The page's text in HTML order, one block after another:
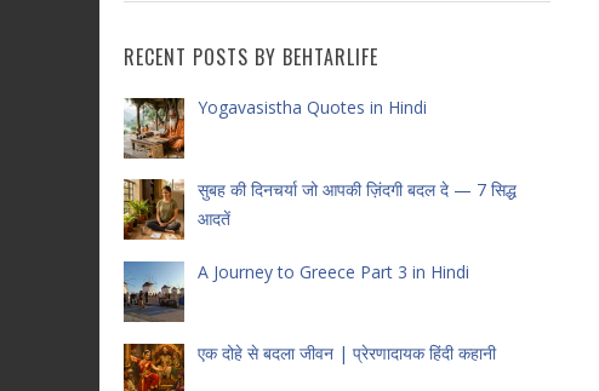
RECENT POSTS BY BEHTARLIFE
Yogavasistha Quotes in Hindi
सुबह की दिनचर्या जो आपकी ज़िंदगी बदल दे — 7 सिद्ध
आदतें
A Journey to Greece Part 3 in Hindi
एक दोहे से बदला जीवन | प्रेरणादायक हिंदी कहानी